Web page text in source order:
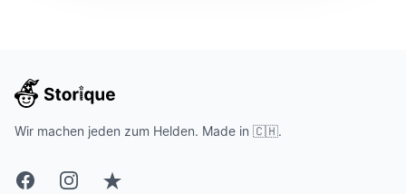
Wir machen jeden zum Helden. Made in 🇨🇭.
FacebookInstagramTrustpilot